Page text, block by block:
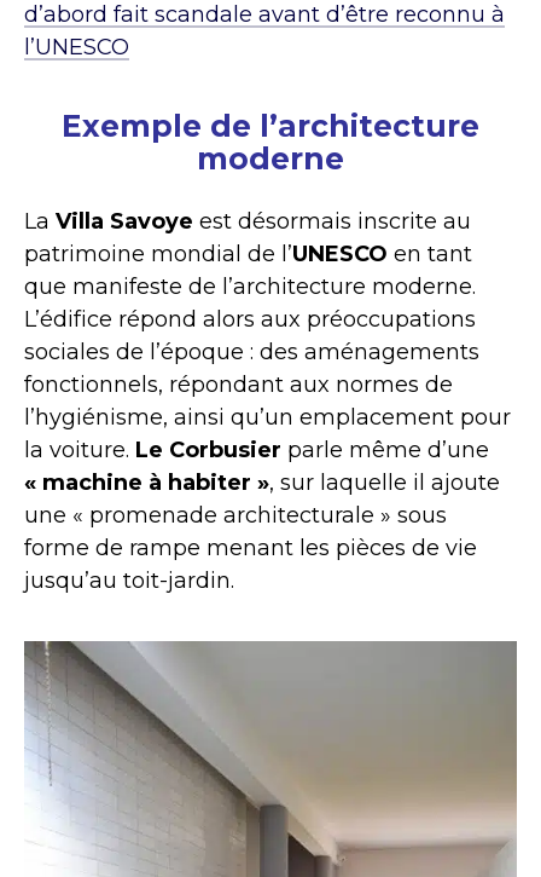
d’abord fait scandale avant d’être reconnu à
l’UNESCO
Exemple de l’architecture
moderne
La Villa Savoye est désormais inscrite au
patrimoine mondial de l’UNESCO en tant
que manifeste de l’architecture moderne.
L’édifice répond alors aux préoccupations
sociales de l’époque : des aménagements
fonctionnels, répondant aux normes de
l’hygiénisme, ainsi qu’un emplacement pour
la voiture. Le Corbusier parle même d’une
« machine à habiter », sur laquelle il ajoute
une « promenade architecturale » sous
forme de rampe menant les pièces de vie
jusqu’au toit-jardin.